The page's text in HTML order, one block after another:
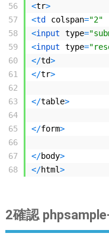
56
57
58
59
60
61
62
63
64
65
66
67
68
<tr>
<td colspan="2"
<input type=
<input type=
</td>
</tr>
</table>
</form>
</body>
</html>
2確認